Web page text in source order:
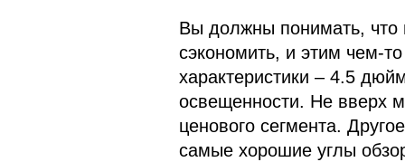
Вы должны понимать,
сэкономить, и этим чем-
характеристики – 4.5
освещенности. Не вверх
ценового сегмента.
самые хорошие углы